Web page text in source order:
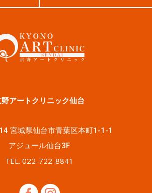
アートクリニック仙台
宮城県仙台市青葉区本町1-1-1
アジュール仙台3F
TEL. 022-722-8841